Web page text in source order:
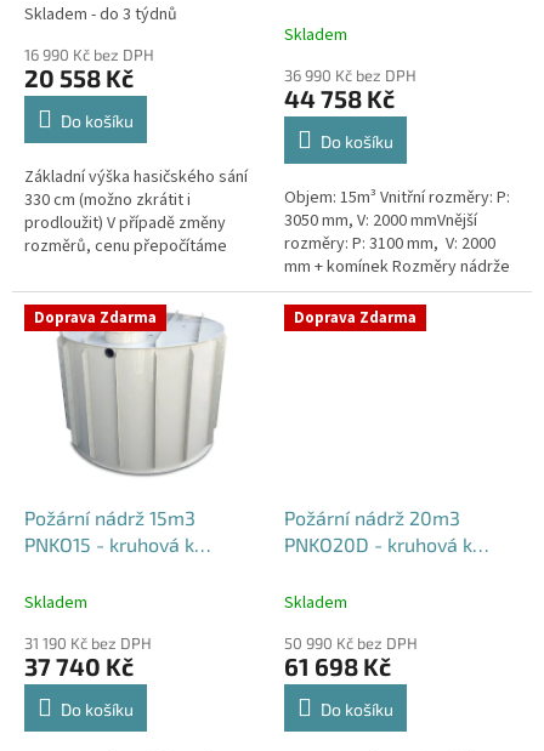
Průměrné
produktu
je
4,2
hvězdiček.
Skladem - do 3 týdnů
16 990 Kč bez DPH
20 558 Kč
Do košíku
Základní výška hasičského sání
330 cm (možno zkrátit i
prodloužit) V případě změny
rozměrů, cenu přepočítáme
Skladem
36 990 Kč bez DPH
44 758 Kč
Do košíku
Objem: 15m³ Vnitřní rozměry: P:
3050 mm, V: 2000 mmVnější
rozměry: P: 3100 mm, V: 2000
mm + komínek Rozměry nádrže
možno jakkoliv upravit -
vyrobíme nádrž na míru!Nádrž...
Doprava Zdarma
Požární nádrž 15m3
PNKO15 - kruhová k
Skladem
31 190 Kč bez DPH
37 740 Kč
Do košíku
Doprava Zdarma
Požární nádrž 20m3
PNKO20D - kruhová k
Skladem
50 990 Kč bez DPH
61 698 Kč
Do košíku